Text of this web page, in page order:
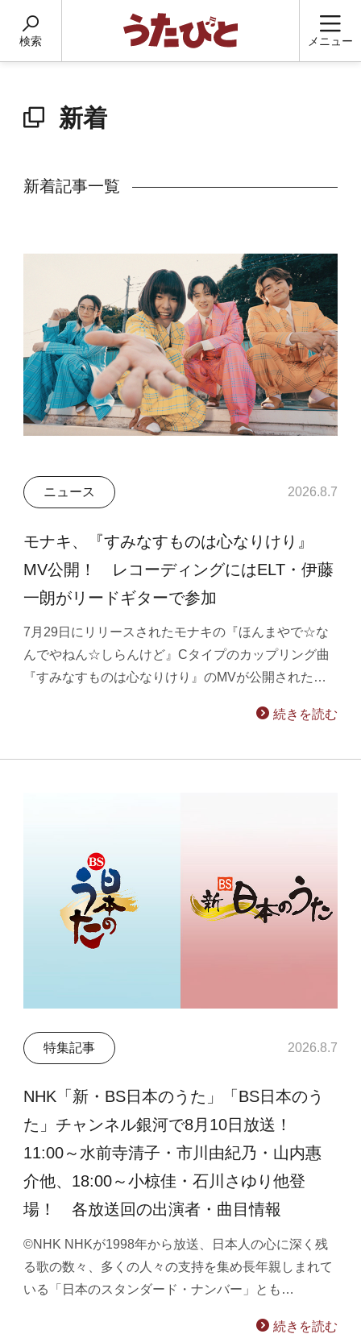
検索 メニュー
新着
新着記事一覧
ニュース 2026.8.7
モナキ、『すみなすものは心なりけり』
MV公開！ レコーディングにはELT・伊藤
一朗がリードギターで参加
7月29日にリリースされたモナキの『ほんまやで☆な
んでやねん☆しらんけど』Cタイプのカップリング曲
『すみなすものは心なりけり』のMVが公開された…
続きを読む
特集記事 2026.8.7
NHK「新・BS日本のうた」「BS日本のう
た」チャンネル銀河で8月10日放送！
11:00～水前寺清子・市川由紀乃・山内惠
介他、18:00～小椋佳・石川さゆり他登
場！ 各放送回の出演者・曲目情報
©NHK NHKが1998年から放送、日本人の心に深く残
る歌の数々、多くの人々の支持を集め長年親しまれて
いる「日本のスタンダード・ナンバー」とも…
続きを読む